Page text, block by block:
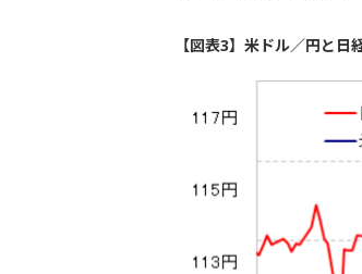
【図表3】米ドル／円と日